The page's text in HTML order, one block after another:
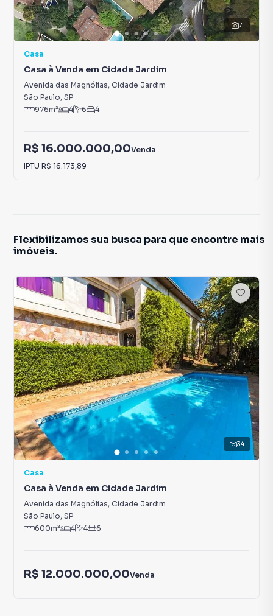
7
Casa
Casa à Venda em Cidade Jardim
Avenida das Magnólias, Cidade Jardim
São Paulo, SP
976m² 4 6 4
R$ 16.000.000,00Venda
IPTU R$ 16.173,89
Flexibilizamos sua busca para que encontre mais
imóveis.
34
Casa
Casa à Venda em Cidade Jardim
Avenida das Magnólias, Cidade Jardim
São Paulo, SP
600m² 4 4 6
R$ 12.000.000,00Venda